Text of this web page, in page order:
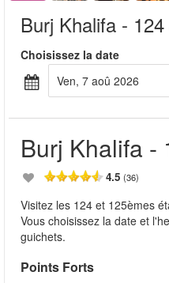
Burj Khalifa -
Choisissez la date
ven, 7 aoû 2026
Burj Khalifa -
4.5 (36)
Visitez les 124 et 125èmes
Vous choisissez la date et
guichets.
Points Forts